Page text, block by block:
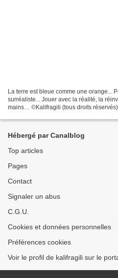
La terre est bleue comme une orange...
surréaliste... Jouer avec la réalité, la
mains… ©Kalifragili (tous droits réservés)
Hébergé par Canalblog
Top articles
Pages
Contact
Signaler un abus
C.G.U.
Cookies et données personnelles
Préférences cookies
Voir le profil de kalifragili sur le